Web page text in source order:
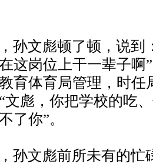
孙文彪顿了顿，说到
这岗位上干一辈子啊
育体育局管理，时任
文彪，你把学校的吃
了你”。
孙文彪前所未有的忙